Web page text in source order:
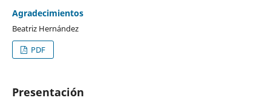
Agradecimientos
Beatriz Hernández
PDF
Presentación